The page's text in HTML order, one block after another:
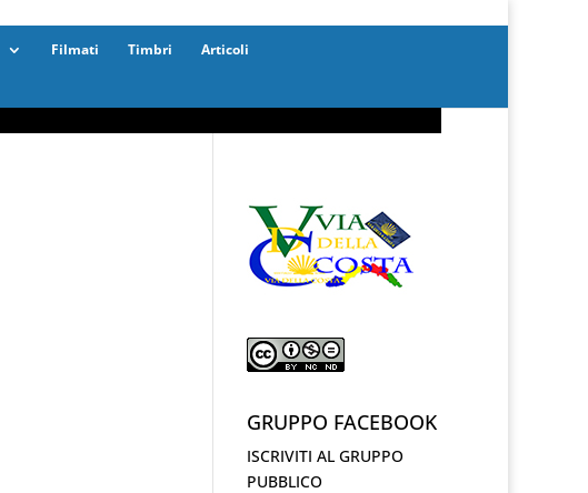
Filmati Timbri
Articoli
GRUPPO FACEBOOK
ISCRIVITI AL GRUPPO
PUBBLICO